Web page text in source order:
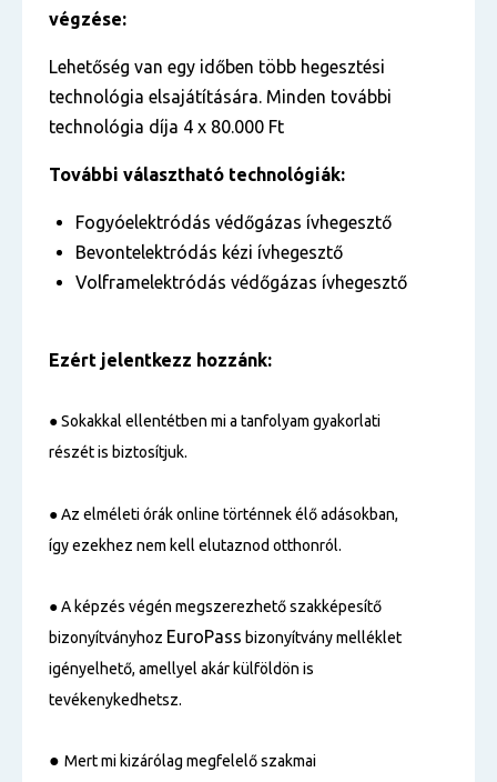
végzése:
Lehetőség van egy időben több hegesztési
technológia elsajátítására. Minden további
technológia díja 4 x 80.000 Ft
További választható technológiák:
Fogyóelektródás védőgázas ívhegesztő
Bevontelektródás kézi ívhegesztő
Volframelektródás védőgázas ívhegesztő
Ezért jelentkezz hozzánk:
●Sokakkal ellentétben mi a tanfolyam gyakorlati
részét is biztosítjuk.
● Az elméleti órák online történnek élő adásokban,
így ezekhez nem kell elutaznod otthonról.
●A képzés végén megszerezhető szakképesítő
bizonyítványhoz EuroPass bizonyítvány melléklet
igényelhető, amellyel akár külföldön is
tevékenykedhetsz.
● Mert mi kizárólag megfelelő szakmai